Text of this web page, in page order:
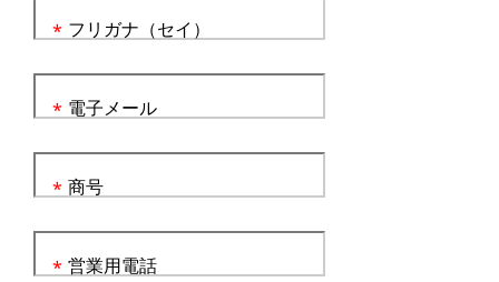
フリガナ（セイ）
*
電子メール
*
商号
*
営業用電話
*